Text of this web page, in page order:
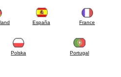
España France
Polska Portugal